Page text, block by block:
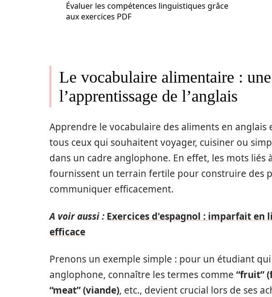
Évaluer les compétences linguistiques grâce
aux exercices PDF
Le vocabulaire alimentaire :
l’apprentissage de l’anglais
Apprendre le vocabulaire des aliments en
tous ceux qui souhaitent voyager, cuisiner ou
dans un cadre anglophone. En effet, les mots
fournissent un terrain fertile pour construire des
communiquer efficacement.
A voir aussi : Exercices d'espagnol : imparfait en
efficace
Prenons un exemple simple : pour un étudiant
anglophone, connaître les termes comme “fruit”
“meat” (viande), etc., devient crucial lors de ses